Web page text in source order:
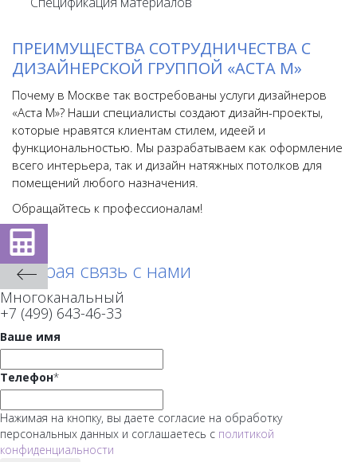
ПРЕИМУЩЕСТВА СОТРУДНИЧЕСТВА С
ДИЗАЙНЕРСКОЙ ГРУППОЙ «АСТА М»
Почему в Москве так востребованы услуги дизайнеров
«Аста М»? Наши специалисты создают дизайн-проекты,
которые нравятся клиентам стилем, идеей и
функциональностью. Мы разрабатываем как оформление
всего интерьера, так и дизайн натяжных потолков для
помещений любого назначения.
Обращайтесь к профессионалам!
Быстрая связь с нами
Многоканальный
+7 (499) 643-46-33
Ваше имя
Телефон*
Нажимая на кнопку, вы даете согласие на обработку
персональных данных и соглашаетесь с политикой
конфиденциальности